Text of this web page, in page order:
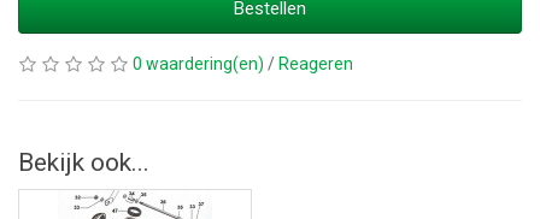
Bestellen
0 waardering(en) / Reageren
Bekijk ook...